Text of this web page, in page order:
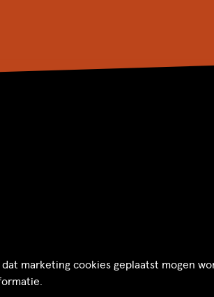
marketing cookies geplaatst mogen